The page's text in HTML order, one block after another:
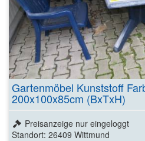
Gartenmöbel Kunststoff
200x100x85cm (BxTxH)
Preisanzeige nur eingeloggt
Standort: 26409 Wittmund